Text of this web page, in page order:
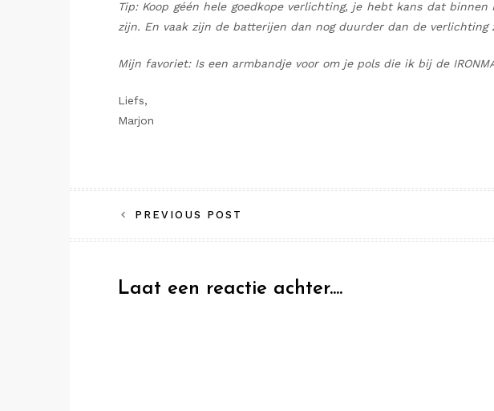
Tip: Koop géén hele goedkope verlichting, je hebt kans dat binnen
zijn. En vaak zijn de batterijen dan nog duurder dan de verlichting
Mijn favoriet: Is een armbandje voor om je pols die ik bij de
Liefs,
Marjon
Bericht
navigatie
PREVIOUS POST
Laat een reactie achter....